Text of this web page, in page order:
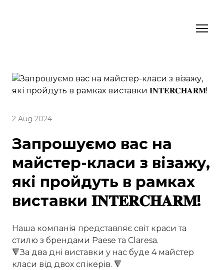
2 Aug 2024
Запрошуємо вас на
майстер-класи з візажу,
які пройдуть в рамках
виставки 𝐈𝐍𝐓𝐄𝐑𝐂𝐇𝐀𝐑𝐌!
Наша компанія представляє світ краси та
стилю з брендами Paese та Claresa.
🔻За два дні виставки у нас буде 4 майстер
класи від двох спікерів. 🔻⠀